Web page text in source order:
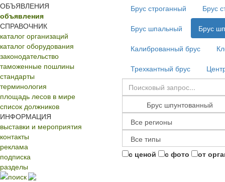
ОБЪЯВЛЕНИЯ
объявления
СПРАВОЧНИК
каталог организаций
каталог оборудования
законодательство
таможенные пошлины
стандарты
терминология
площадь лесов в мире
список должников
ИНФОРМАЦИЯ
выставки и мероприятия
контакты
реклама
подписка
разделы
поиск
Брус строганный
Брус
Брус шпальный
Брус
Калиброванный брус
Трехкантный брус
с ценой с фото от